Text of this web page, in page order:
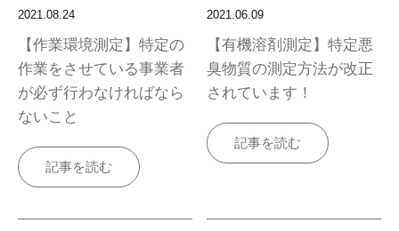
2021.08.24
【作業環境測定】特定の
作業をさせている事業者
が必ず行わなければなら
ないこと
記事を読む
2021.06.09
【有機溶剤測定】特定悪
臭物質の測定方法が改正
されています！
記事を読む